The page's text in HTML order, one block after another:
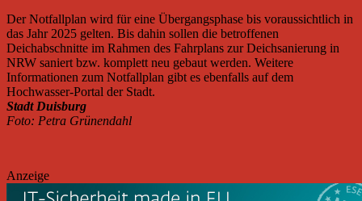
Der Notfallplan wird für eine Übergangsphase bis voraussichtlich in
das Jahr 2025 gelten. Bis dahin sollen die betroffenen
Deichabschnitte im Rahmen des Fahrplans zur Deichsanierung in
NRW saniert bzw. komplett neu gebaut werden. Weitere
Informationen zum Notfallplan gibt es ebenfalls auf dem
Hochwasser-Portal der Stadt.
Stadt Duisburg
Foto: Petra Grünendahl
Anzeige